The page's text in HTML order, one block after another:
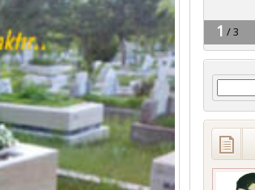
Arama: